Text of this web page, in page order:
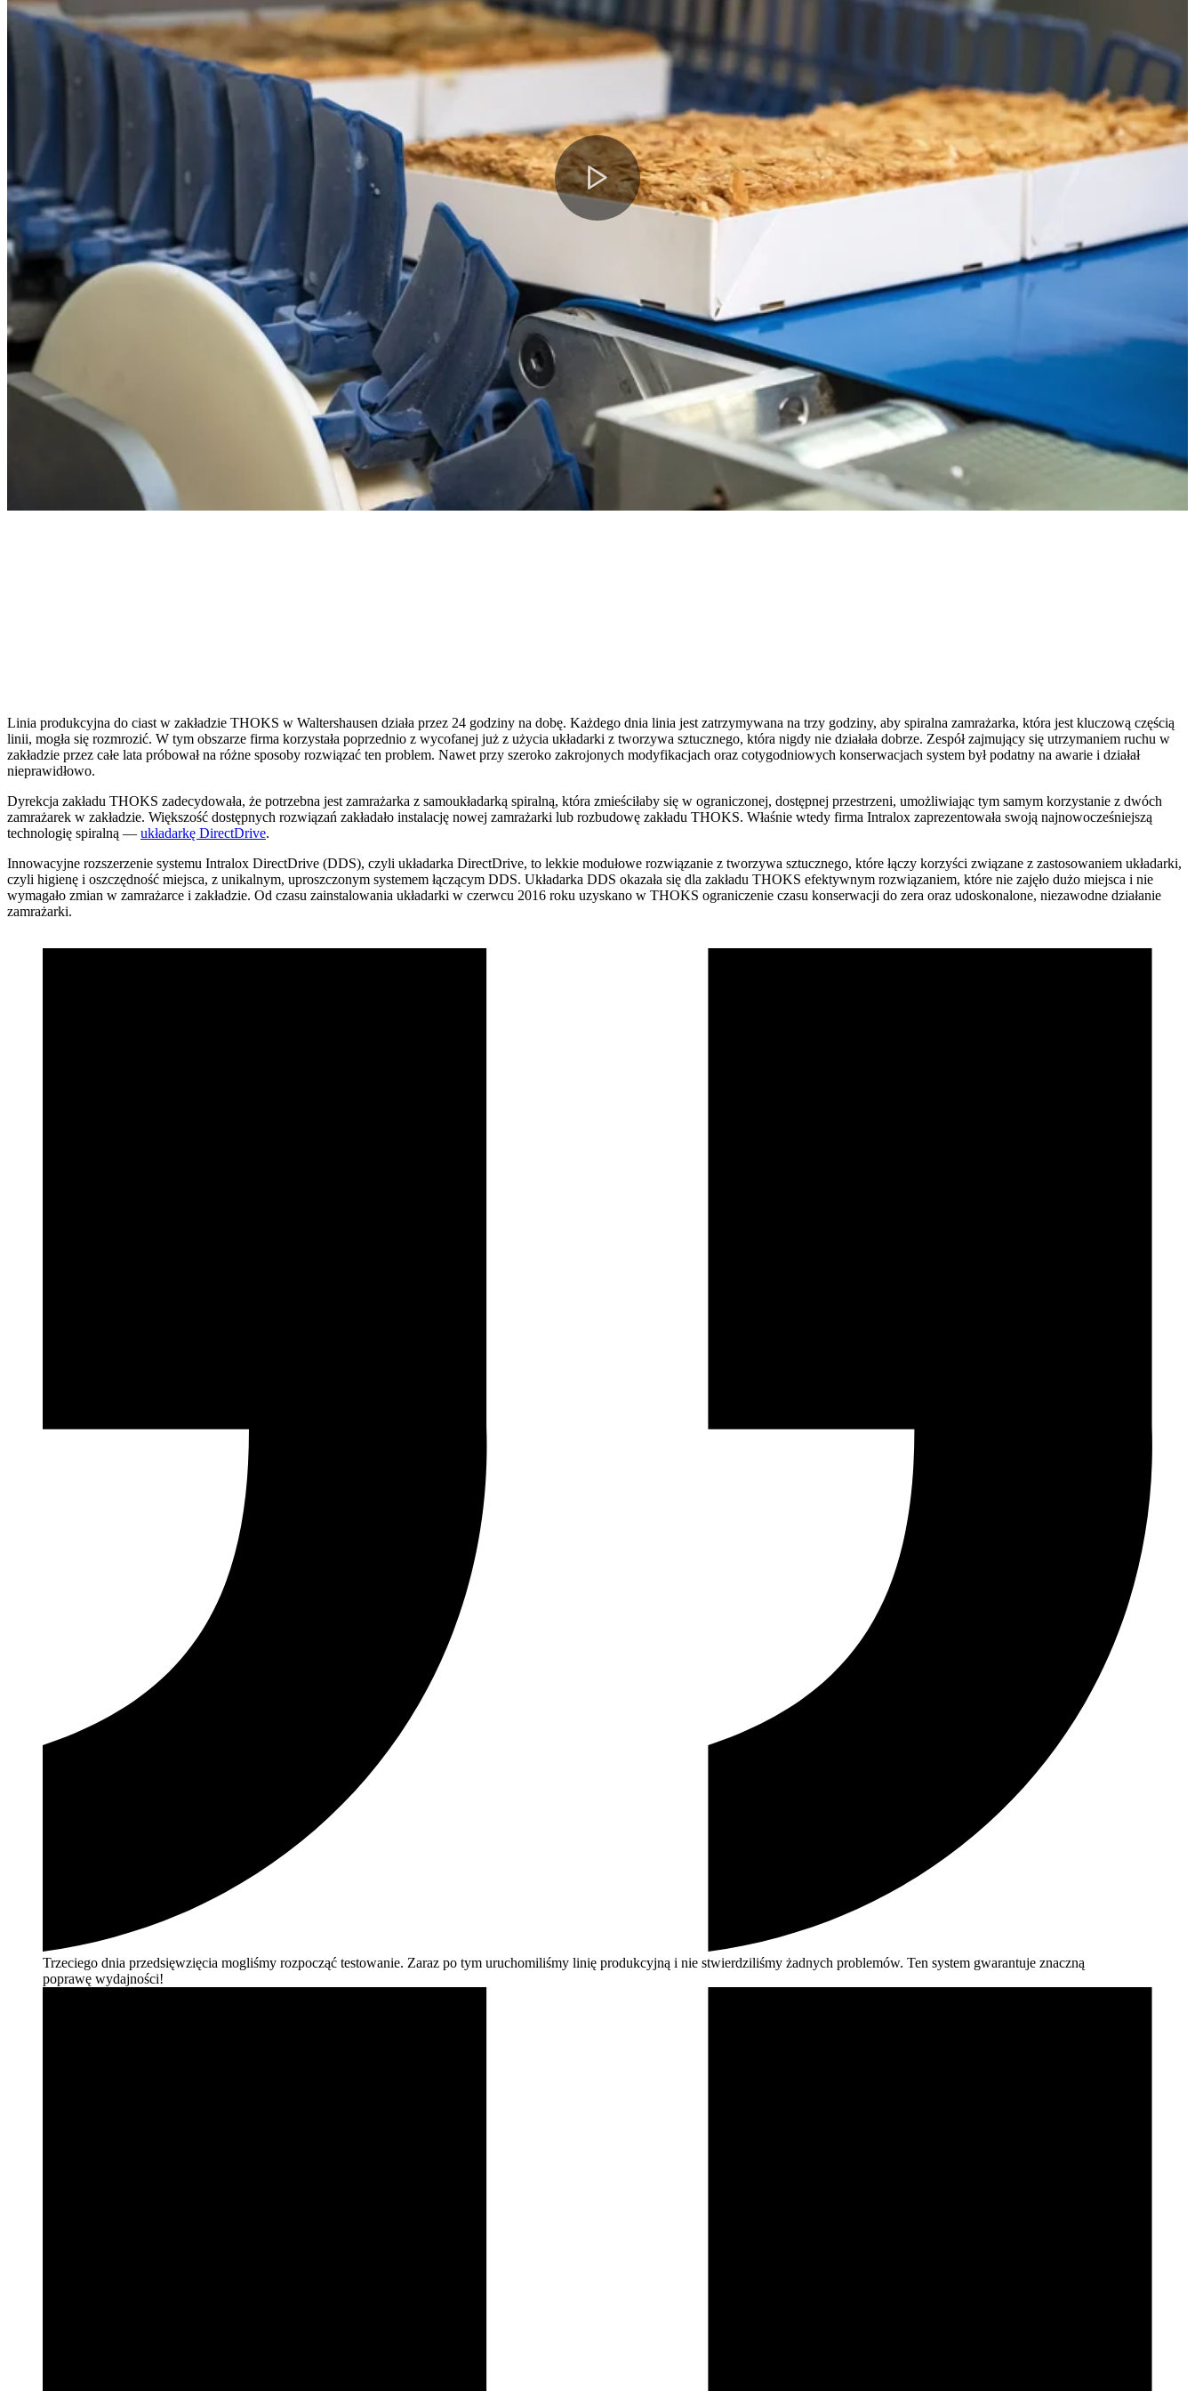
Linia produkcyjna do ciast w zakładzie THOKS w Waltershausen działa przez 24 godziny na dobę. Każdego dnia linia jest zatrzymywana na trzy godziny, aby spiralna zamrażarka, która jest kluczową częścią
linii, mogła się rozmrozić. W tym obszarze firma korzystała poprzednio z wycofanej już z użycia układarki z tworzywa sztucznego, która nigdy nie działała dobrze. Zespół zajmujący się utrzymaniem ruchu w
zakładzie przez całe lata próbował na różne sposoby rozwiązać ten problem. Nawet przy szeroko zakrojonych modyfikacjach oraz cotygodniowych konserwacjach system był podatny na awarie i działał
nieprawidłowo.
Dyrekcja zakładu THOKS zadecydowała, że potrzebna jest zamrażarka z samoukładarką spiralną, która zmieściłaby się w ograniczonej, dostępnej przestrzeni, umożliwiając tym samym korzystanie z dwóch
zamrażarek w zakładzie. Większość dostępnych rozwiązań zakładało instalację nowej zamrażarki lub rozbudowę zakładu THOKS. Właśnie wtedy firma Intralox zaprezentowała swoją najnowocześniejszą
technologię spiralną — układarkę DirectDrive.
Innowacyjne rozszerzenie systemu Intralox DirectDrive (DDS), czyli układarka DirectDrive, to lekkie modułowe rozwiązanie z tworzywa sztucznego, które łączy korzyści związane z zastosowaniem układarki,
czyli higienę i oszczędność miejsca, z unikalnym, uproszczonym systemem łączącym DDS. Układarka DDS okazała się dla zakładu THOKS efektywnym rozwiązaniem, które nie zajęło dużo miejsca i nie
wymagało zmian w zamrażarce i zakładzie. Od czasu zainstalowania układarki w czerwcu 2016 roku uzyskano w THOKS ograniczenie czasu konserwacji do zera oraz udoskonalone, niezawodne działanie
zamrażarki.
Trzeciego dnia przedsięwzięcia mogliśmy rozpocząć testowanie. Zaraz po tym uruchomiliśmy linię produkcyjną i nie stwierdziliśmy żadnych problemów. Ten system gwarantuje znaczną
poprawę wydajności!